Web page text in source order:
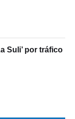
Suli’ por tráfico